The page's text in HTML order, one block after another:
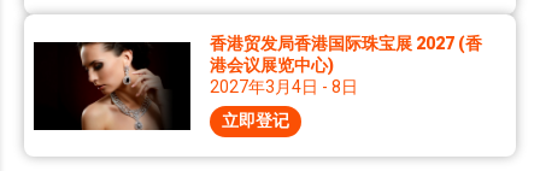
香港贸发局香港国际珠宝展 2027 (香
港会议展览中心)
2027年3月4日 - 8日
立即登记